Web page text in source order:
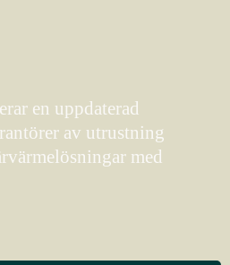
en uppdaterad
av utrustning
med